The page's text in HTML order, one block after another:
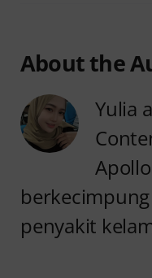
About the
Yulia
penyakit
Anyang